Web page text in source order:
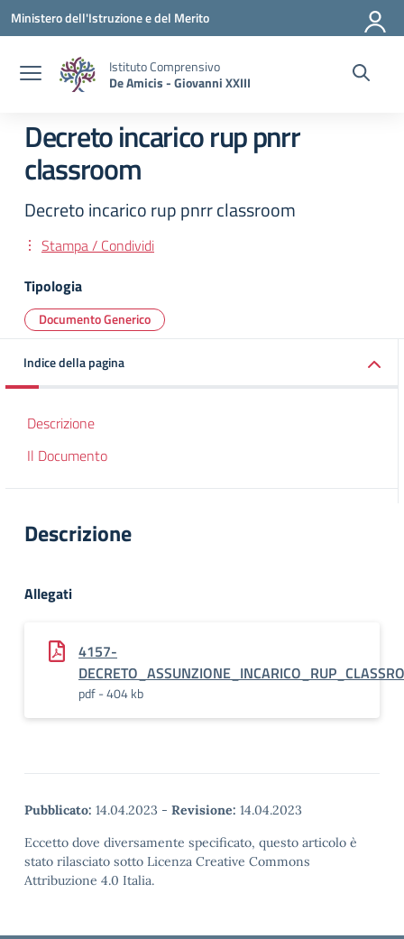
Vai ai contenuti
Vai al menu di navigazione
Vai al footer
Ministero dell'Istruzione e del Merito
Istituto Comprensivo
De Amicis - Giovanni XXIII
Decreto incarico rup pnrr
classroom
Decreto incarico rup pnrr classroom
Stampa / Condividi
Tipologia
Documento Generico
Indice della pagina
Descrizione
Il Documento
Descrizione
Allegati
4157-
pdf - 404 kb
Pubblicato: 14.04.2023 - Revisione: 14.04.2023
Eccetto dove diversamente specificato, questo articolo è
stato rilasciato sotto Licenza Creative Commons
Attribuzione 4.0 Italia.